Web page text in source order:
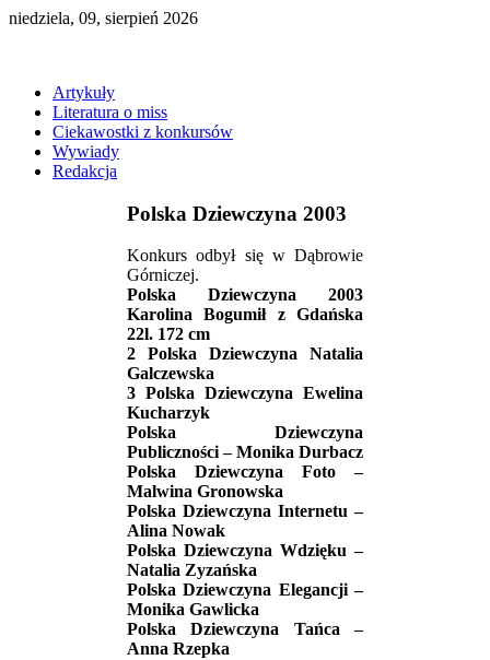
niedziela, 09, sierpień 2026
Artykuły
Literatura o miss
Ciekawostki z konkursów
Wywiady
Redakcja
Polska Dziewczyna 2003
Konkurs odbył się w Dąbrowie
Górniczej.
Polska Dziewczyna 2003
Karolina Bogumił z Gdańska
22l. 172 cm
2 Polska Dziewczyna Natalia
Galczewska
3 Polska Dziewczyna Ewelina
Kucharzyk
Polska Dziewczyna
Publiczności – Monika Durbacz
Polska Dziewczyna Foto –
Malwina Gronowska
Polska Dziewczyna Internetu –
Alina Nowak
Polska Dziewczyna Wdzięku –
Natalia Zyzańska
Polska Dziewczyna Elegancji –
Monika Gawlicka
Polska Dziewczyna Tańca –
Anna Rzepka